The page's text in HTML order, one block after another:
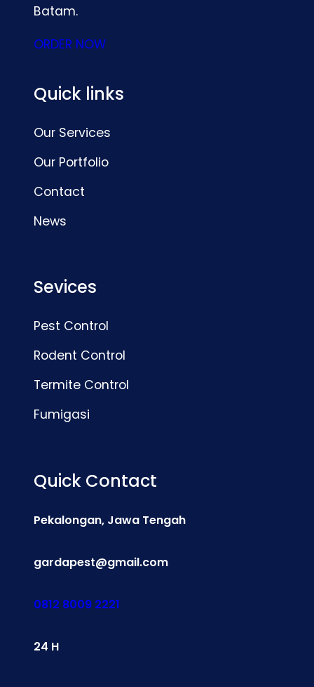
Batam.
ORDER NOW
Quick links
Our Services
Our Portfolio
Contact
News
Sevices
Pest Control
Rodent Control
Termite Control
Fumigasi
Quick Contact
Pekalongan, Jawa Tengah
gardapest@gmail.com
0812 8009 2221
24 H